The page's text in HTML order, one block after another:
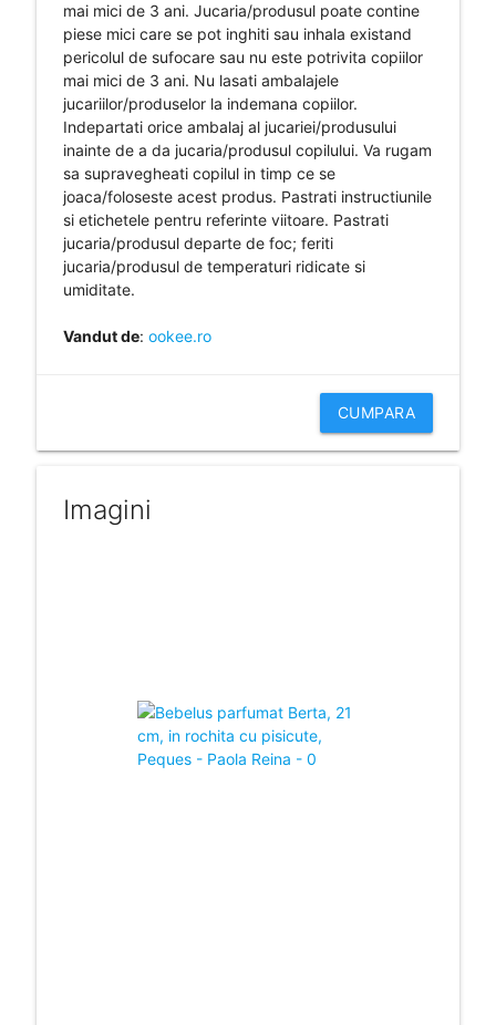
mai mici de 3 ani. Jucaria/produsul poate contine
piese mici care se pot inghiti sau inhala existand
pericolul de sufocare sau nu este potrivita copiilor
mai mici de 3 ani. Nu lasati ambalajele
jucariilor/produselor la indemana copiilor.
Indepartati orice ambalaj al jucariei/produsului
inainte de a da jucaria/produsul copilului. Va rugam
sa supravegheati copilul in timp ce se
joaca/foloseste acest produs. Pastrati instructiunile
si etichetele pentru referinte viitoare. Pastrati
jucaria/produsul departe de foc; feriti
jucaria/produsul de temperaturi ridicate si
umiditate.
Vandut de: ookee.ro
CUMPARA
Imagini